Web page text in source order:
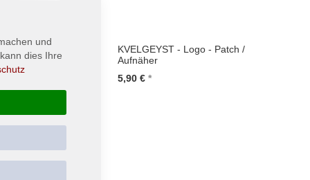
FROM VISIONS -
Aufnäher
KVELGEYST - Logo - Patch /
Aufnäher
5,90 €
und
dies Ihre